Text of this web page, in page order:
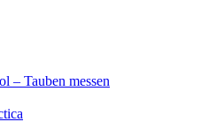
– Tauben messen